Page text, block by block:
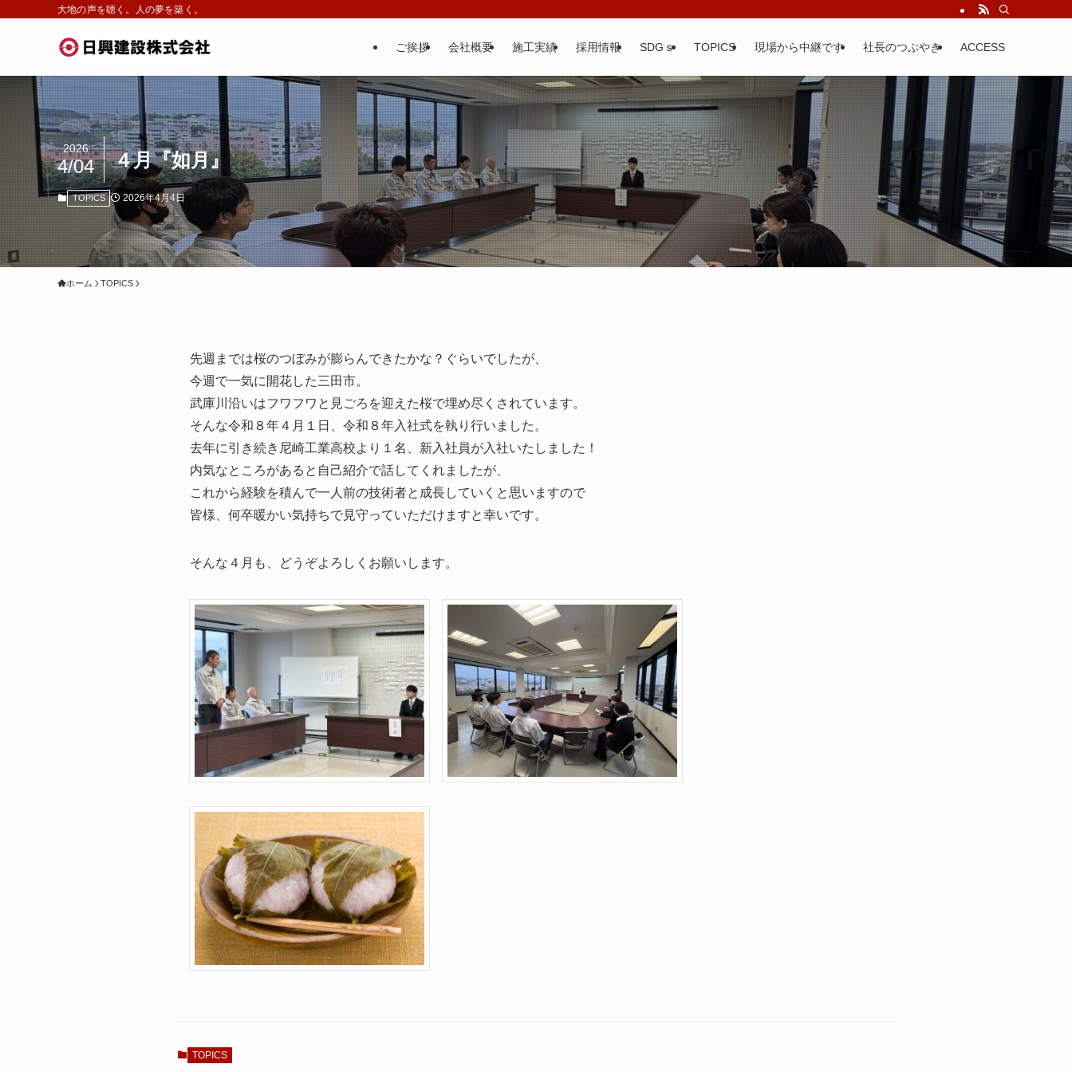
大地の声を聴く。人の夢を築く。
ご挨拶 会社概要 施工実績 採用情報 SDGｓ TOPICS 現場から中継です 社長のつぶやき ACCESS
４月『如月』
2026
4/04
TOPICS 2026年4月4日
ホーム TOPICS
先週までは桜のつぼみが膨らんできたかな？ぐらいでしたが、
今週で一気に開花した三田市。
武庫川沿いはフワフワと見ごろを迎えた桜で埋め尽くされています。
そんな令和８年４月１日、令和８年入社式を執り行いました。
去年に引き続き尼崎工業高校より１名、新入社員が入社いたしました！
内気なところがあると自己紹介で話してくれましたが、
これから経験を積んで一人前の技術者と成長していくと思いますので
皆様、何卒暖かい気持ちで見守っていただけますと幸いです。
そんな４月も、どうぞよろしくお願いします。
TOPICS